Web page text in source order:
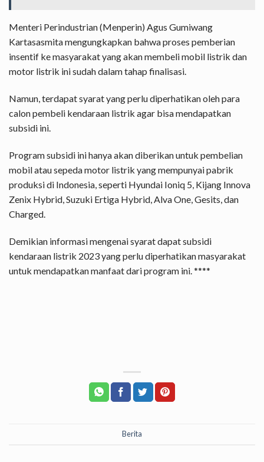
Menteri Perindustrian (Menperin) Agus Gumiwang
Kartasasmita mengungkapkan bahwa proses pemberian
insentif ke masyarakat yang akan membeli mobil listrik dan
motor listrik ini sudah dalam tahap finalisasi.
Namun, terdapat syarat yang perlu diperhatikan oleh para
calon pembeli kendaraan listrik agar bisa mendapatkan
subsidi ini.
Program subsidi ini hanya akan diberikan untuk pembelian
mobil atau sepeda motor listrik yang mempunyai pabrik
produksi di Indonesia, seperti Hyundai Ioniq 5, Kijang Innova
Zenix Hybrid, Suzuki Ertiga Hybrid, Alva One, Gesits, dan
Charged.
Demikian informasi mengenai syarat dapat subsidi
kendaraan listrik 2023 yang perlu diperhatikan masyarakat
untuk mendapatkan manfaat dari program ini. ****
Berita